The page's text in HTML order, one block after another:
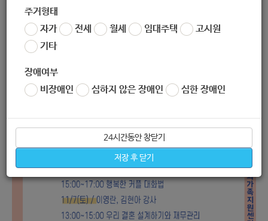
주거형태
자가
전세 월세 임대주택
고시원
기타
장애여부
비장애인
심하지 않은 장애인 심한 장애인
24시간동안 창닫기
저장 후 닫기